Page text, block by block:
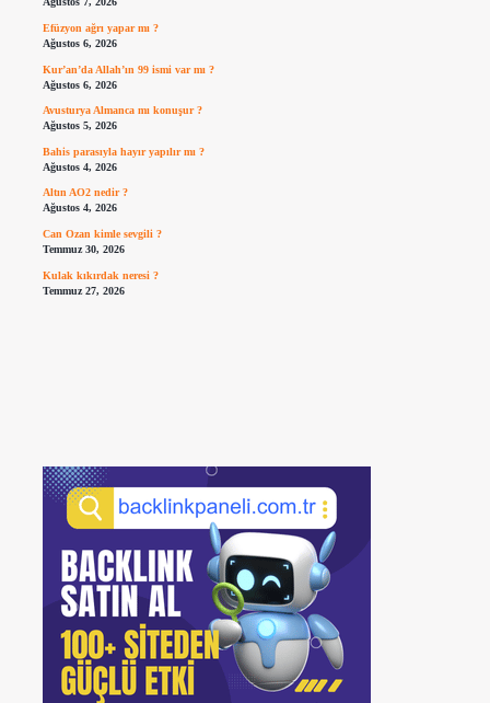
Efüzyon ağrı yapar mı ?
Ağustos 6, 2026
Kur’an’da Allah’ın 99 ismi var mı ?
Ağustos 6, 2026
Avusturya Almanca mı konuşur ?
Ağustos 5, 2026
Bahis parasıyla hayır yapılır mı ?
Ağustos 4, 2026
Altın AO2 nedir ?
Ağustos 4, 2026
Can Ozan kimle sevgili ?
Temmuz 30, 2026
Kulak kıkırdak neresi ?
Temmuz 27, 2026